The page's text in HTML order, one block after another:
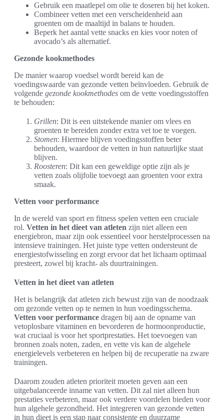
Gebruik een maatlepel om olie te doseren bij het koken.
Combineer vetten met een verscheidenheid aan
groenten om de maaltijd in balans te houden.
Beperk het aantal vette snacks en kies voor noten of
avocado’s als alternatief.
Gezonde kookmethodes
De manier waarop voedsel wordt bereid kan de
voedingswaarde van gezonde vetten beïnvloeden. Gebruik de
volgende gezonde kookmethodes om de vette voedingsstoffen
te behouden:
Grillen: Dit is een uitstekende manier om vlees en
groenten te bereiden zonder extra vet toe te voegen.
Stomen: Hiermee blijven voedingsstoffen beter
behouden, waardoor de vetten in hun natuurlijke staat
blijven.
Roosteren: Dit kan een geweldige optie zijn als je
vetten zoals olijfolie toevoegt aan groenten voor extra
smaak.
Vetten voor performance
In de wereld van sport en fitness spelen vetten een cruciale
rol. Vetten in het dieet van atleten zijn niet alleen een
energiebron, maar zijn ook essentieel voor herstelprocessen na
intensieve trainingen. Het juiste type vetten ondersteunt de
energiestofwisseling en zorgt ervoor dat het lichaam optimaal
presteert, zowel bij kracht- als duurtrainingen.
Vetten in het dieet van atleten
Het is belangrijk dat atleten zich bewust zijn van de noodzaak
om gezonde vetten op te nemen in hun voedingsschema.
Vetten voor performance dragen bij aan de opname van
vetoplosbare vitaminen en bevorderen de hormoonproductie,
wat cruciaal is voor het sportprestaties. Het toevoegen van
bronnen zoals noten, zaden, en vette vis kan de algehele
energielevels verbeteren en helpen bij de recuperatie na zware
trainingen.
Daarom zouden atleten prioriteit moeten geven aan een
uitgebalanceerde inname van vetten. Dit zal niet alleen hun
prestaties verbeteren, maar ook verdere voordelen bieden voor
hun algehele gezondheid. Het integreren van gezonde vetten
in hun dieet is een stap naar consistente en duurzame